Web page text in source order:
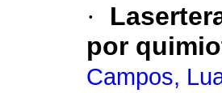
·
por
Campos,